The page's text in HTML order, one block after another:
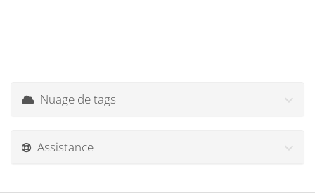
Nuage de tags
Assistance